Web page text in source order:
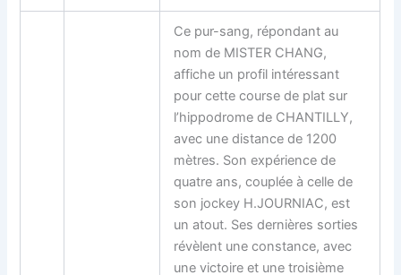
Ce pur-sang, répondant au
nom de MISTER CHANG,
affiche un profil intéressant
pour cette course de plat sur
l’hippodrome de CHANTILLY,
avec une distance de 1200
mètres. Son expérience de
quatre ans, couplée à celle de
son jockey H.JOURNIAC, est
un atout. Ses dernières sorties
révèlent une constance, avec
une victoire et une troisième